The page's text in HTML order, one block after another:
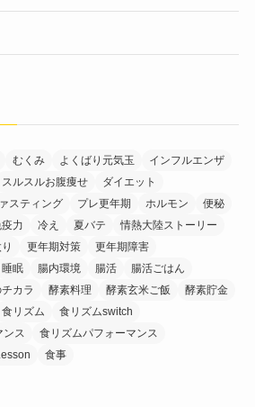
むくみ よくばり元気玉
インフルエンザ
スルスルお腹痩せ
ダイエット
スティング プレ更年期 ホルモン
便秘
力 冷え 夏バテ
情熱大陸ストーリー
更年期対策
更年期障害
睡眠 腸内環境 腸活
腸活ごはん
カラ 酵素料理 酵素玄米ご飯
酵素貯金
食リズム
食リズムswitch
ス
食リズムパフォーマンス
食事